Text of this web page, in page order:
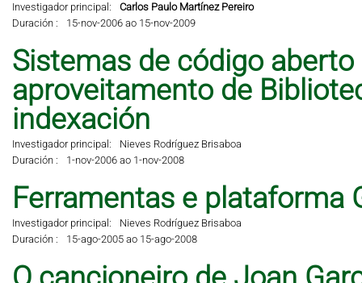
Investigador principal:
Carlos Paulo Martínez Pereiro
Duración :
15-nov-2006 ao 15-nov-2009
Sistemas de código
aproveitamento de
indexación
Investigador principal:
Nieves Rodríguez Brisaboa
Duración :
1-nov-2006 ao 1-nov-2008
Ferramentas e plataforma
Investigador principal:
Nieves Rodríguez Brisaboa
Duración :
15-ago-2005 ao 15-ago-2008